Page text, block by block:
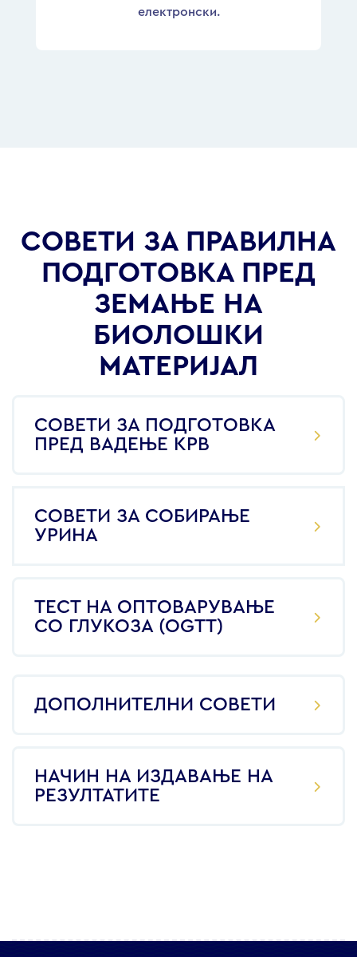
електронски.
СОВЕТИ ЗА ПРАВИЛНА
ПОДГОТОВКА ПРЕД
ЗЕМАЊЕ НА
БИОЛОШКИ
МАТЕРИЈАЛ
СОВЕТИ ЗА ПОДГОТОВКА
ПРЕД ВАДЕЊЕ КРВ
СОВЕТИ ЗА СОБИРАЊЕ
УРИНА
ТЕСТ НА ОПТОВАРУВАЊЕ
СО ГЛУКОЗА (OGTT)
ДОПОЛНИТЕЛНИ СОВЕТИ
НАЧИН НА ИЗДАВАЊЕ НА
РЕЗУЛТАТИТЕ